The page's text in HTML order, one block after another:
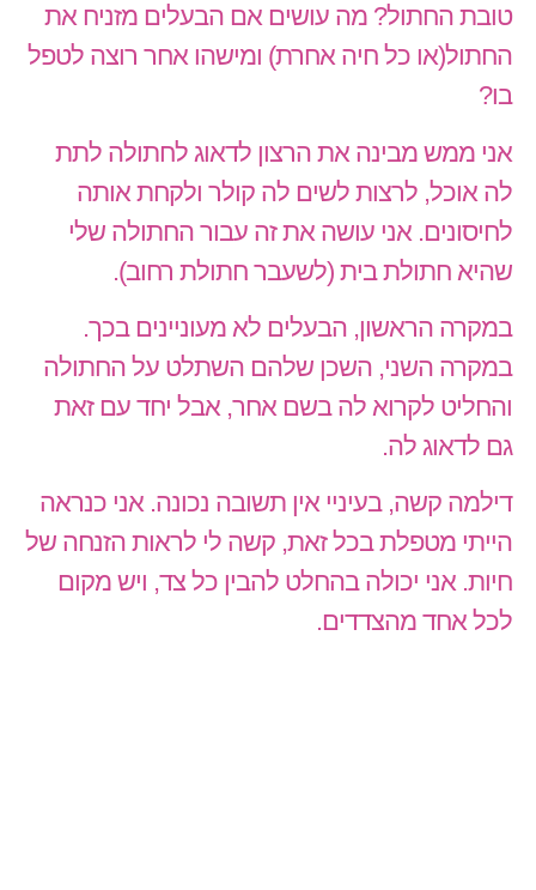
טובת החתול? מה עושים אם הבעלים מזניח את
החתול(או כל חיה אחרת) ומישהו אחר רוצה לטפל
בו?
אני ממש מבינה את הרצון לדאוג לחתולה לתת
לה אוכל, לרצות לשים לה קולר ולקחת אותה
לחיסונים. אני עושה את זה עבור החתולה שלי
שהיא חתולת בית (לשעבר חתולת רחוב).
במקרה הראשון, הבעלים לא מעוניינים בכך.
במקרה השני, השכן שלהם השתלט על החתולה
והחליט לקרוא לה בשם אחר, אבל יחד עם זאת
גם לדאוג לה.
דילמה קשה, בעיניי אין תשובה נכונה. אני כנראה
הייתי מטפלת בכל זאת, קשה לי לראות הזנחה של
חיות. אני יכולה בהחלט להבין כל צד, ויש מקום
לכל אחד מהצדדים.